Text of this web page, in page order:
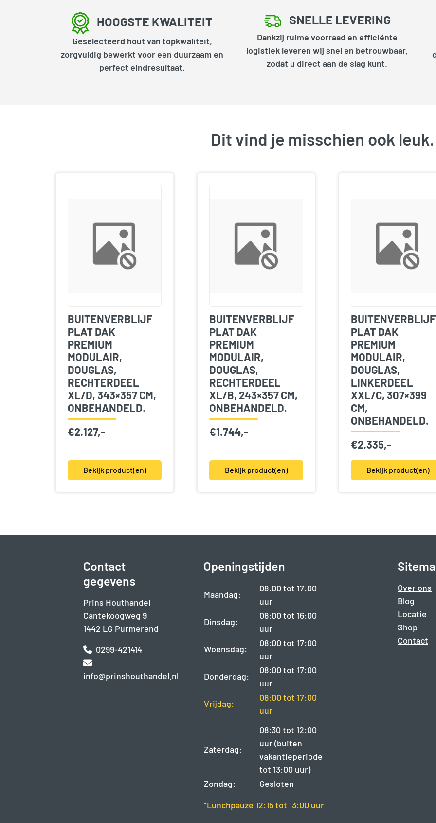
HOOGSTE KWALITEIT
Geselecteerd hout van topkwaliteit,
zorgvuldig bewerkt voor een duurzaam en
perfect eindresultaat.
SNELLE LEVERING
Dankzij ruime voorraad en efficiënte
logistiek leveren wij snel en betrouwbaar,
zodat u direct aan de slag kunt.
Dit vind je misschien ook
BUITENVERBLIJF
PLAT DAK
PREMIUM
MODULAIR,
DOUGLAS,
RECHTERDEEL
XL/D, 343×357 CM,
ONBEHANDELD.
€2.127,-
Bekijk product(en)
BUITENVERBLIJF
PLAT DAK
PREMIUM
MODULAIR,
DOUGLAS,
RECHTERDEEL
XL/B, 243×357 CM,
ONBEHANDELD.
€1.744,-
Bekijk product(en)
BUITENVERBLIJF
PLAT DAK
PREMIUM
MODULAIR,
DOUGLAS,
LINKERDEEL
XXL/C, 307×399
CM,
ONBEHANDELD.
€2.335,-
Bekijk product(en)
Contact
gegevens
Prins Houthandel
Cantekoogweg 9
1442 LG Purmerend
0299-421414
info@prinshouthandel.nl
Openingstijden
Maandag:
08:00 tot 17:00
uur
Dinsdag:
08:00 tot 16:00
uur
Woensdag:
08:00 tot 17:00
uur
Donderdag:
08:00 tot 17:00
uur
Vrijdag:
08:00 tot 17:00
uur
Zaterdag:
08:30 tot 12:00
uur (buiten
vakantieperiode
tot 13:00 uur)
Zondag:
Gesloten
*Lunchpauze 12:15 tot 13:00 uur
Over ons
Blog
Locatie
Shop
Contact